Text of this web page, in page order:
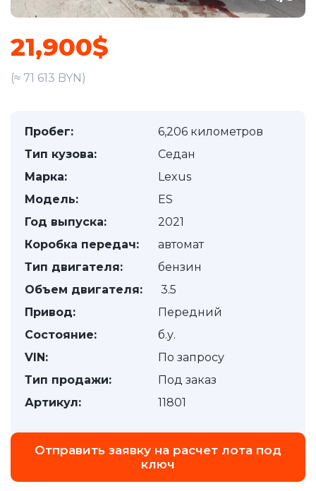
21,900$
(≈ 71 613 BYN)
Пробег:
6,206 километров
Тип кузова:
Седан
Марка:
Lexus
Модель:
ES
Год выпуска:
2021
Коробка передач:
автомат
Тип двигателя:
бензин
Объем двигателя:
3.5
Привод:
Передний
Состояние:
б.у.
VIN:
По запросу
Тип продажи:
Под заказ
Артикул:
11801
Отправить заявку на расчет лота под
ключ